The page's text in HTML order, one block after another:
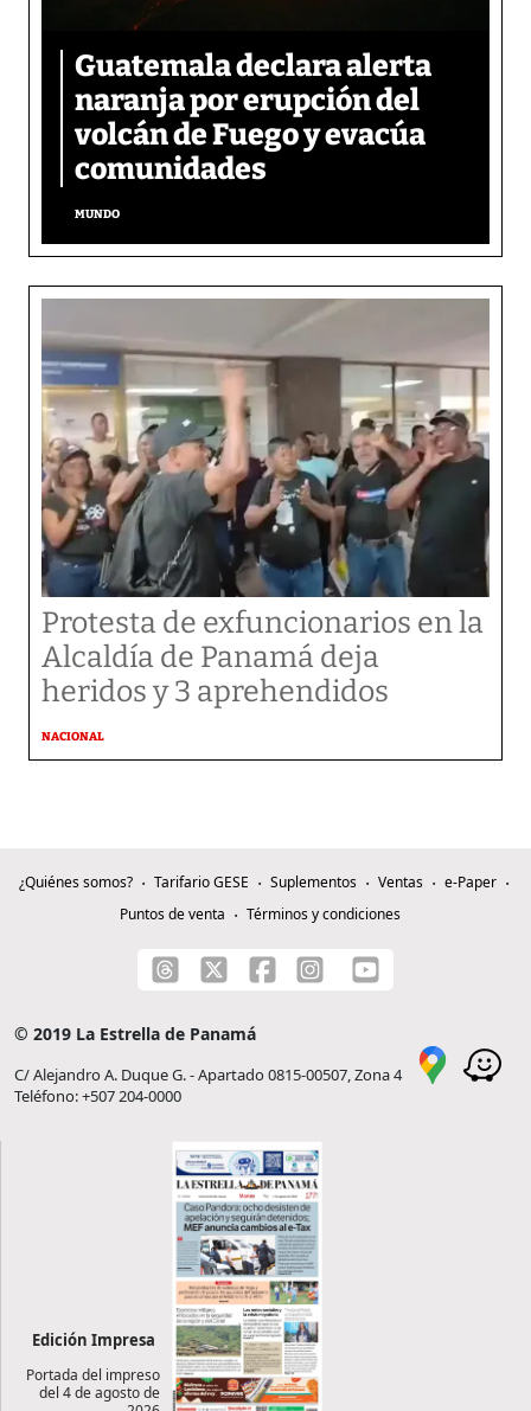
Guatemala declara alerta
naranja por erupción del
volcán de Fuego y evacúa
comunidades
MUNDO
Protesta de exfuncionarios en la
Alcaldía de Panamá deja
heridos y 3 aprehendidos
NACIONAL
¿Quiénes somos? Tarifario GESE Suplementos Ventas
e-Paper
Puntos de venta
Términos y condiciones
© 2019 La Estrella de Panamá
C/ Alejandro A. Duque G. - Apartado 0815-00507, Zona 4
Teléfono: +507 204-0000
Edición Impresa
Portada del impreso
del 4 de agosto de